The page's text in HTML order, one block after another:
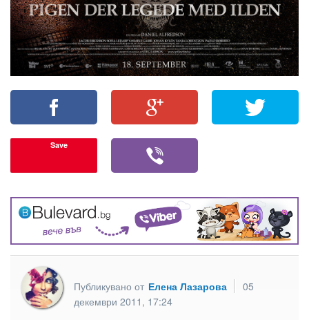
Save
Публикувано от Елена Лазарова
05
декември 2011, 17:24